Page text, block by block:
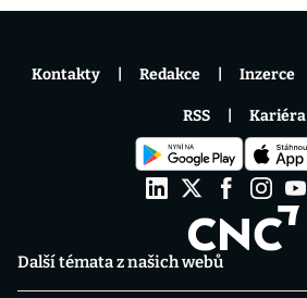
Další témata z našich webů
Kontakty Redakce Inzerce
RSS Kariéra